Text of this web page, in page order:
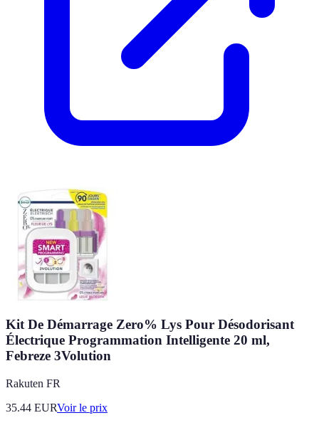
Kit De Démarrage Zero% Lys Pour Désodorisant
Électrique Programmation Intelligente 20 ml,
Febreze 3Volution
Rakuten FR
35.44 EURVoir le prix